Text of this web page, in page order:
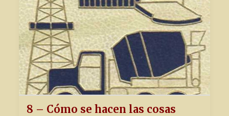
8 – Cómo se hacen las cosas